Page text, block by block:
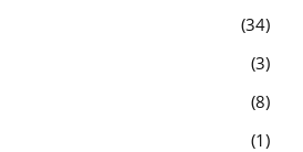
34
3
8
1